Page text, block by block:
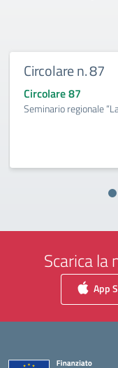
Circolare n. 87
Circolare 87
Seminario regionale
Scarica la
App